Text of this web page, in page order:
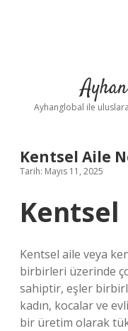
Ayhanglobal ile
Kentsel Aile
Tarih: Mayıs 11, 2025
Kentsel aile veya
birbirleri üzerinde
sahiptir, eşler
kadın, kocalar ve
bir üretim olarak